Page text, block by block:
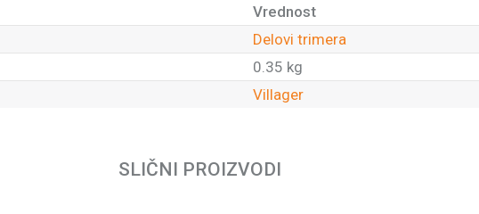
Vrednost
Delovi trimera
0.35 kg
Villager
SLIČNI PROIZVODI